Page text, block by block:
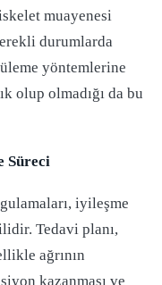
muayenesi
durumlarda
yöntemlerine
olup olmadığı da bu
Süreci
iyileşme
Tedavi planı,
ağrının
kazanması ve